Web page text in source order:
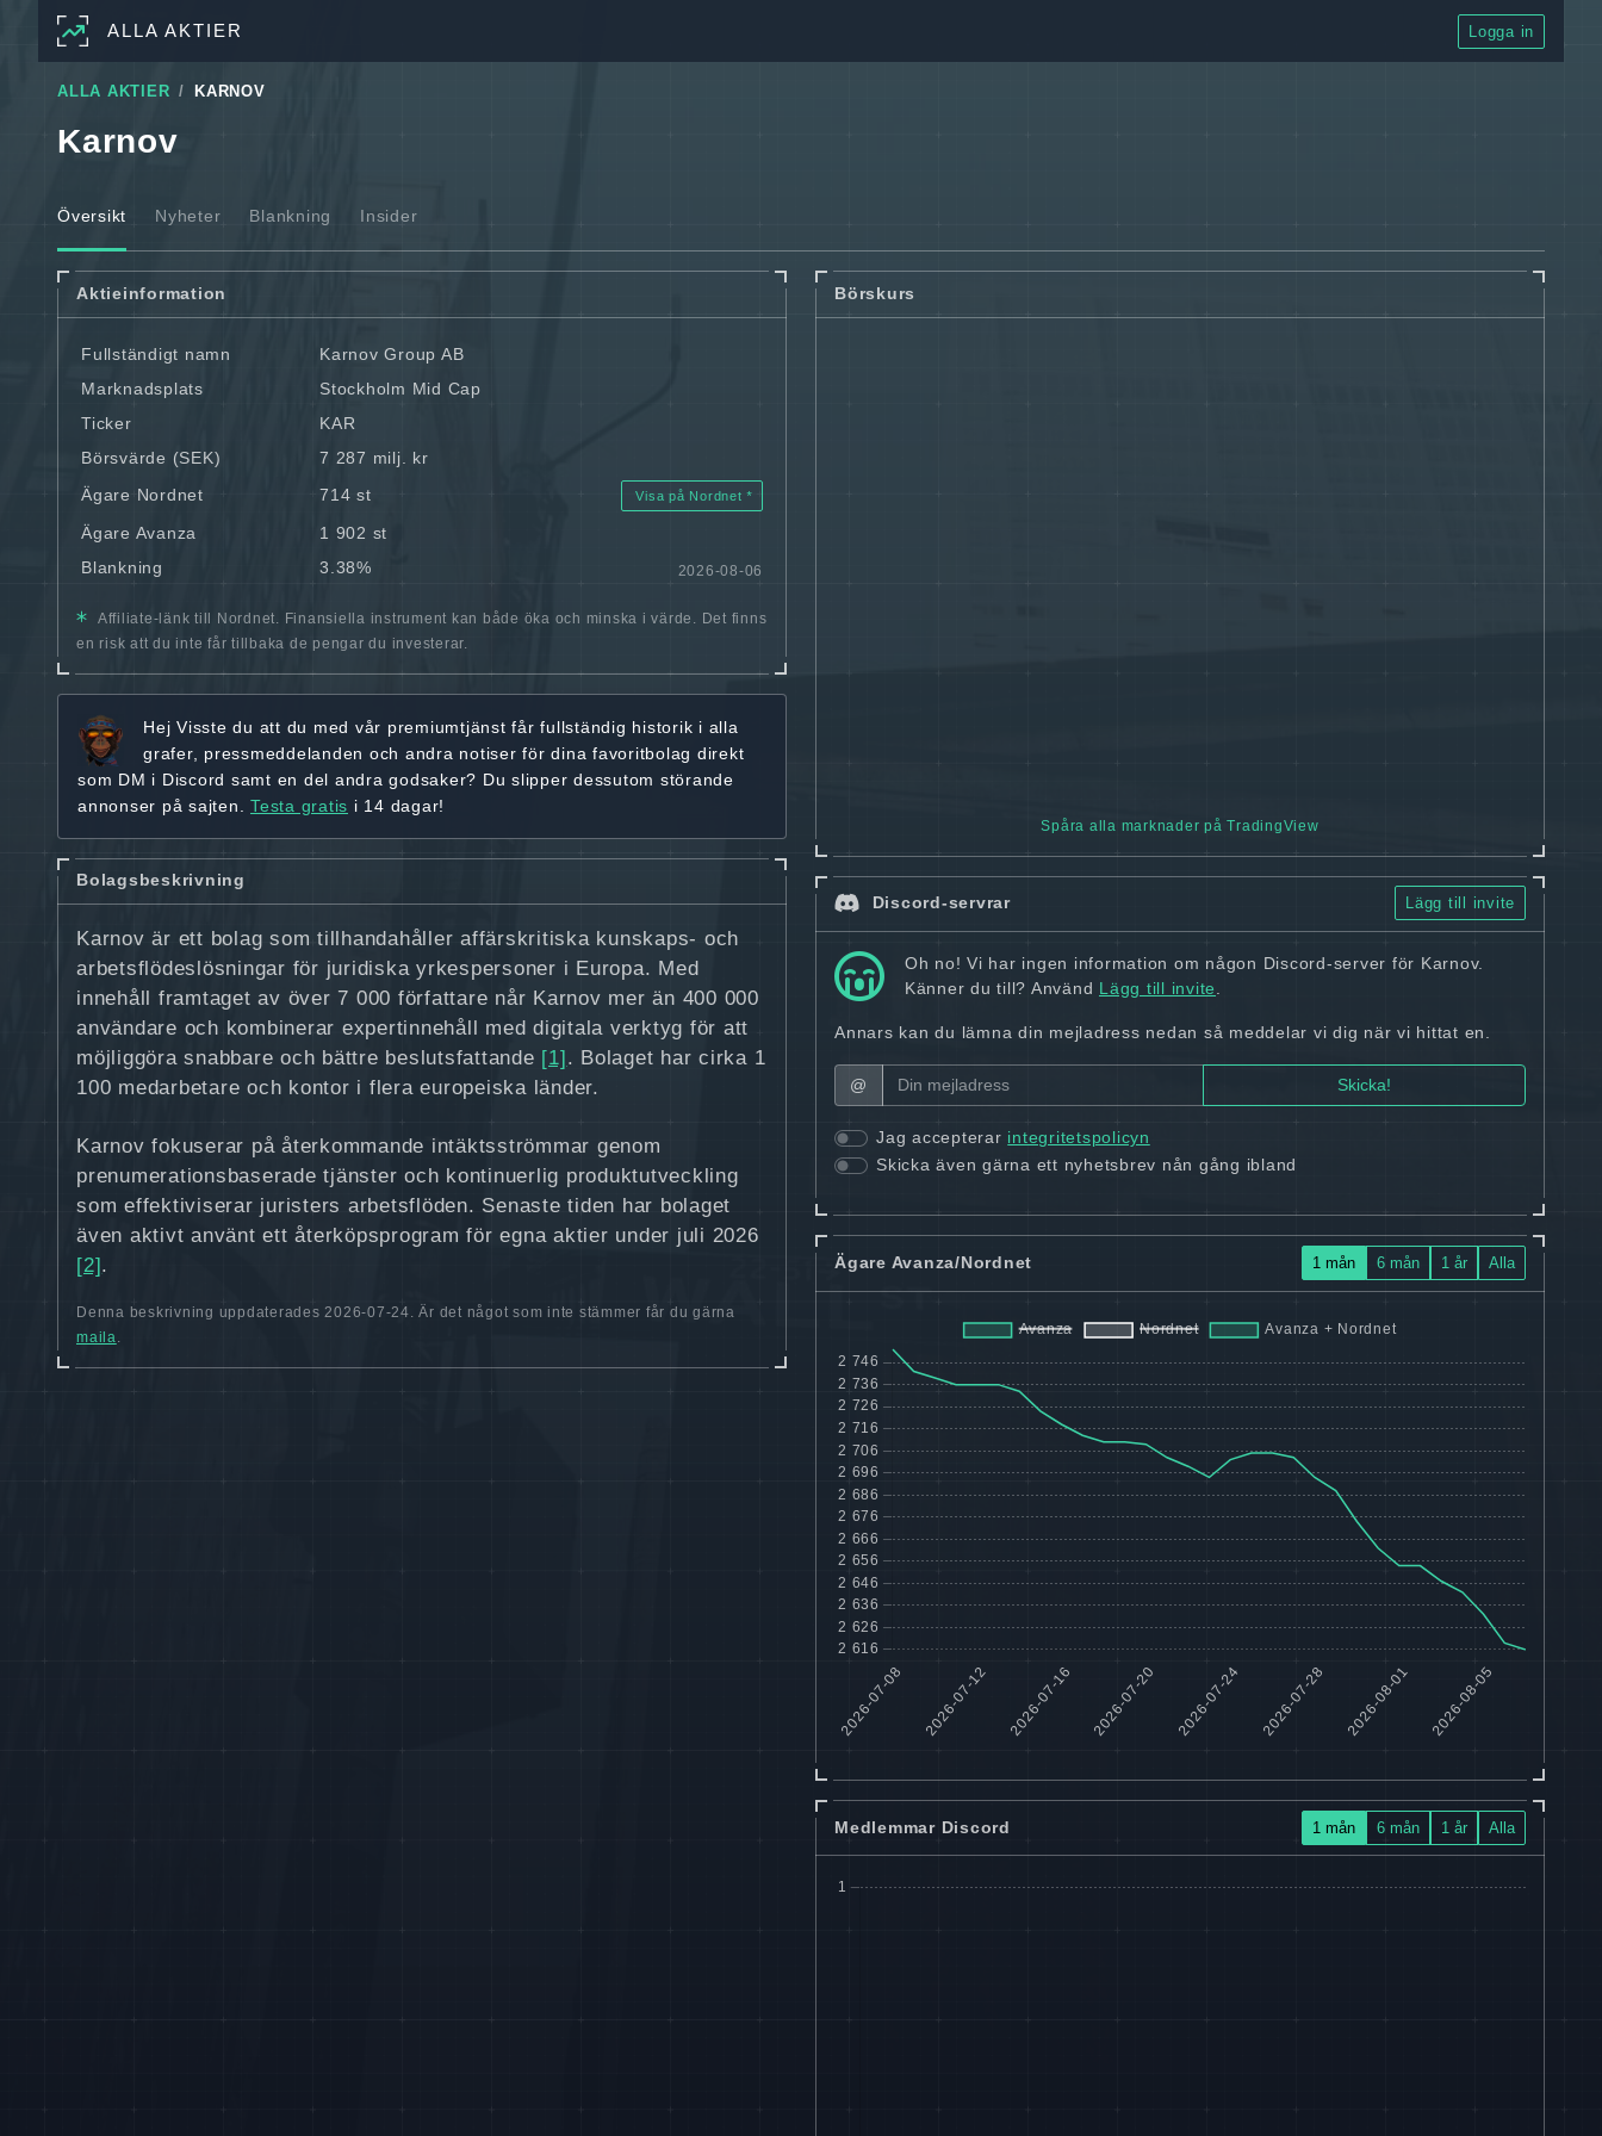
ALLA AKTIER Logga in
ALLA AKTIER KARNOV
Karnov
Översikt Nyheter Blankning Insider
Aktieinformation
Fullständigt namn
Karnov Group AB
Marknadsplats
Stockholm Mid Cap
Ticker
KAR
Börsvärde (SEK)
7 287 milj. kr
Ägare Nordnet
714 st Visa på Nordnet
Ägare Avanza
1 902 st
Blankning
3.38% 2026-08-06
Affiliate-länk till Nordnet. Finansiella instrument kan både öka och minska i värde. Det finns
en risk att du inte får tillbaka de pengar du investerar.
Hej Visste du att du med vår premiumtjänst fårfullständig historik i alla
grafer, pressmeddelanden och andra notiser för dina favoritbolag direkt
som DM i Discord samt en del andra godsaker? Du slipper dessutom störande
annonser på sajten. Testa gratis i 14 dagar!
Bolagsbeskrivning
Karnov är ett bolag som tillhandahåller affärskritiska kunskaps- och
arbetsflödeslösningar för juridiska yrkespersoner i Europa. Med
innehåll framtaget av över 7 000 författare når Karnov mer än 400 000
användare och kombinerar expertinnehåll med digitala verktyg för att
möjliggöra snabbare och bättre beslutsfattande [1] . Bolaget har cirka 1
100 medarbetare och kontor i flera europeiska länder.
Karnov fokuserar på återkommande intäktsströmmar genom
prenumerationsbaserade tjänster och kontinuerlig produktutveckling
som effektiviserar juristers arbetsflöden. Senaste tiden har bolaget
även aktivt använt ett återköpsprogram för egna aktier under juli 2026
[2] .
Denna beskrivning uppdaterades 2026-07-24. Är det något som inte stämmer får du gärna
maila.
Börskurs
Spåra alla marknader på TradingView
Discord-servrar Lägg till invite
Oh no! Vi har ingen information om någon Discord-server för Karnov.
Känner du till? Använd Lägg till invite
Annars kan du lämna din mejladress nedan så meddelar vi dig när vi hittat en.
@
Jag accepterar integritetspolicyn
Skicka även gärna ett nyhetsbrev nån gång ibland
Ägare Avanza/Nordnet 1 mån 6 mån 1 år Alla
Medlemmar Discord 1 mån 6 mån 1 år Alla